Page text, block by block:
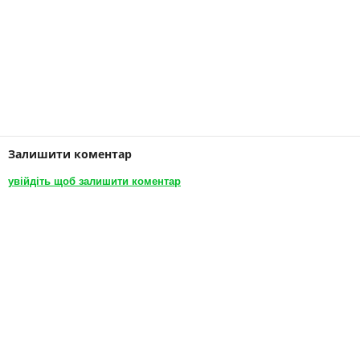
Залишити коментар
увійдіть щоб залишити коментар